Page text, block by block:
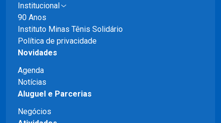
Institucional
90 Anos
Instituto Minas Tênis Solidário
Política de privacidade
Novidades
Agenda
Notícias
Aluguel e Parcerias
Negócios